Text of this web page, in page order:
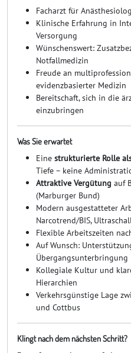
Facharzt für
Klinische Erfahrung in
Versorgung
Wünschenswert:
Notfallmedizin
Freude an
evidenzbasierter Medizin
Bereitschaft, sich in die
einzubringen
Was Sie erwartet
Eine strukturierte Rolle
Tiefe – keine
Attraktive Vergütung auf
(Marburger Bund)
Modern ausgestatteter
Narcotrend/BIS,
Flexible Arbeitszeiten
Auf Wunsch:
Übergangsunterbringung
Kollegiale Kultur und
Hierarchien
Verkehrsgünstige Lage
und Cottbus
Klingt nach dem nächsten Schritt?